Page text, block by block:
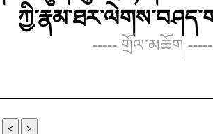
----- གྲོལ་མཆོག -----
< >